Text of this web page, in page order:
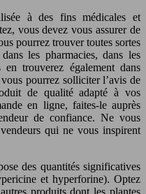
à des fins médicales et
vous devez vous assurer de
pourrez trouver toutes sortes
les pharmacies, dans les
trouverez également dans
pourrez solliciter l’avis de
de qualité adapté à vos
en ligne, faites-le auprès
de confiance. Ne vous
qui ne vous inspirent
des quantités significatives
et hyperforine). Optez
produits dont les plantes